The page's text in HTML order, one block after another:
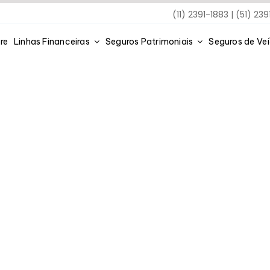
(11) 2391-1883 | (51)
Linhas Financeiras Seguros Patrimoniais Seguros de